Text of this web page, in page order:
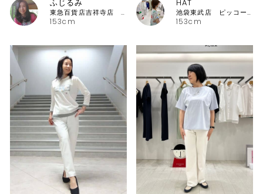
153cm
ふじるみ
東急百貨店吉祥寺店 ピッコーネ
153cm
HAT
池袋東武店 ピッコーネ・ピッコーネクラブ